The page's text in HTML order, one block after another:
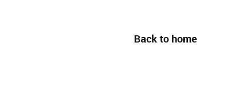
Back to home